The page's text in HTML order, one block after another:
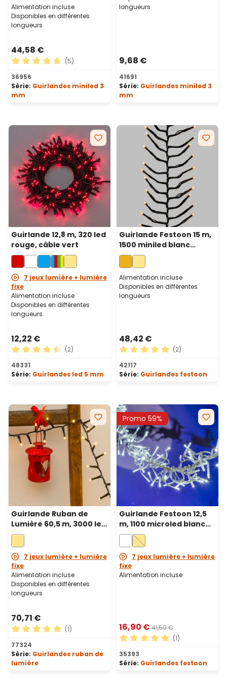
Alimentation incluse
Disponibles en différentes
longueurs
44,58 €
Note moyenne de 4.8 sur 5 étoiles
(5)
36956
Série: Guirlandes miniled 3
mm
longueurs
9,68 €
41691
Série: Guirlandes miniled 3
mm
Guirlande 12,8 m, 320 led
rouge, câble vert
7 jeux lumière + lumière
fixe
Alimentation incluse
Disponibles en différentes
longueurs
12,22 €
Note moyenne de 4.5 sur 5 étoiles
(2)
48331
Série: Guirlandes led 5 mm
Guirlande Festoon 15 m,
1500 miniled blanc
chaud traditionnel,
câble vert
Alimentation incluse
Disponibles en différentes
longueurs
48,42 €
Note moyenne de 5 sur 5
(2)
42117
Série: Guirlandes festoon
Guirlande Ruban de
Lumière 60,5 m, 3000 led
blanc chaud, câble vert
7 jeux lumière + lumière
fixe
Alimentation incluse
Disponibles en différentes
longueurs
70,71 €
Note moyenne de 5 sur 5 étoiles
(1)
77324
Série: Guirlandes ruban de
lumière
Promo 59%
Guirlande Festoon 12,5
m, 1100 microled blanc
froid, câble transparent
7 jeux lumière + lumière
fixe
Alimentation incluse
16,90 € 41,50 €
Note moyenne de 5 sur 5
(1)
35393
Série: Guirlandes festoon